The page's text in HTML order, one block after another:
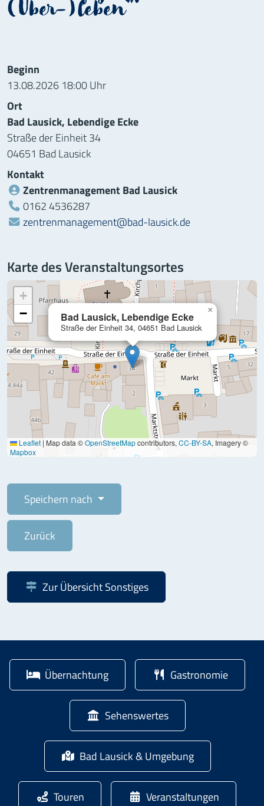
(Über-)leben"
Informationen zur Veranstaltung
Beginn
13.08.2026 18:00 Uhr
Ort
Bad Lausick, Lebendige Ecke
Straße der Einheit 34
04651 Bad Lausick
Kontakt
Zentrenmanagement Bad Lausick
Telefon:
0162 4536287
zentrenmanagement@bad-lausick.de
Karte des Veranstaltungsortes
Bad Lausick, Lebendige Ecke
Straße der Einheit 34, 04651 Bad Lausick
×
+
−
Leaflet | Map data ©OpenStreetMapcontributors, CC-BY-SA, Imagery ©
Mapbox
Speichern nach
Zurück
Zur ÜbersichtSonstiges
Übernachtung Gastronomie
Sehenswertes
Bad Lausick & Umgebung
Touren Veranstaltungen